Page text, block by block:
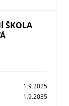
ŠKOLA
1.9.2025
1.9.2035